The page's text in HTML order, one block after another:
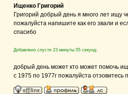
Ищенко Григорий
Григорий добрый день я много лет ищу
пожалуйста напишите как его звали и
спасибо
Добавлено спустя 23 минуты 55 секунд:
добрый день может кто может помочь
с 1975 по 1977г пожалуйста отзовитесь